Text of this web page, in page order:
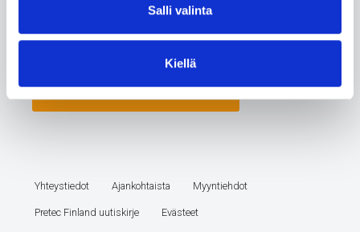
Salli valinta
Kiellä
Yhteystiedot Ajankohtaista Myyntiehdot
Pretec Finland uutiskirje Evästeet